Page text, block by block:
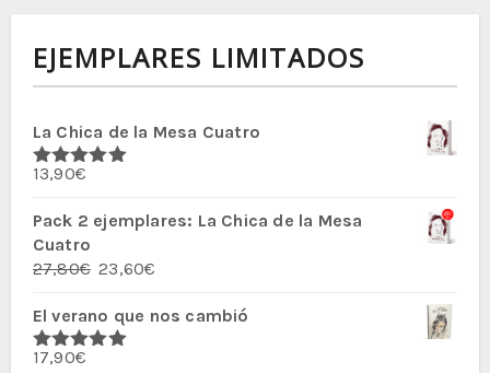
EJEMPLARES LIMITADOS
La Chica de la Mesa Cuatro
Valorado
5
13,90€
Pack 2 ejemplares: La Chica de la Mesa
Cuatro
27,80€ El
original
era:
23,60€
actual
El verano que nos cambió
Valorado
17,90€